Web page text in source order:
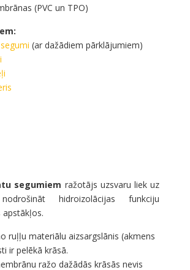
(PVC un TPO)
(ar dažādiem pārklājumiem)
segumiem ražotājs uzsvaru liek uz
hidroizolācijas funkciju
apstākļos.
ruļļu materiālu aizsargslānis (akmens
ir pelēkā krāsā.
ražo dažādās krāsās nevis